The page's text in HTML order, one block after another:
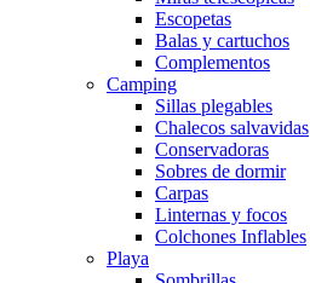
Escopetas
Balas y cartuchos
Complementos
Camping
Sillas plegables
Chalecos salvavidas
Conservadoras
Sobres de dormir
Carpas
Linternas y focos
Colchones Inflables
Playa